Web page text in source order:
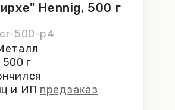
Hennig, 500 г
500-p4
г
и ИП предзаказ